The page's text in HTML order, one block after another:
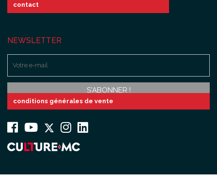
contact
NEWSLETTER
conditions générales de vente